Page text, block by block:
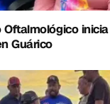
Oftalmológico
Guárico